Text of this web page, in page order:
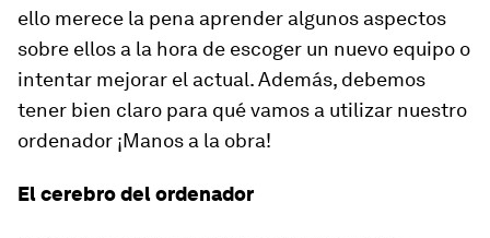
ello merece la pena aprender algunos aspectos
sobre ellos a la hora de escoger un nuevo equipo o
intentar mejorar el actual. Además, debemos
tener bien claro para qué vamos a utilizar nuestro
ordenador ¡Manos a la obra!
El cerebro del ordenador